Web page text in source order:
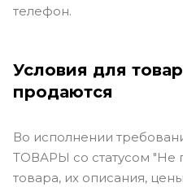
телефон.
Условия для
продаются
Во исполнении
ТОВАРЫ со статусом "Не
товара, их описания,